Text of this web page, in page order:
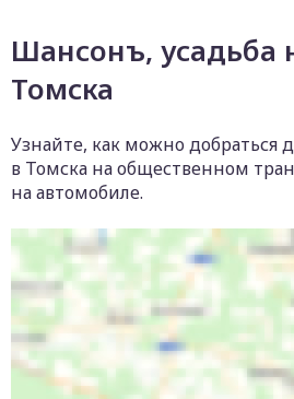
Шансонъ, усадьба
Томска
Узнайте, как можно добраться
в Томска на общественном
на автомобиле.